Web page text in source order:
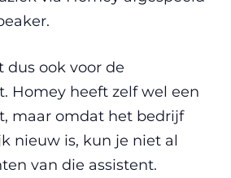
dus ook voor de
Homey heeft zelf wel een
maar omdat het bedrijf
nieuw is, kun je niet al
van die assistent.